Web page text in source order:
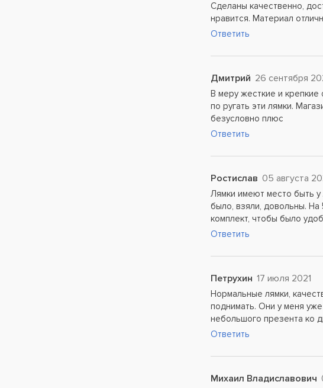
Сделаны качественно,
нравится. Материал
Ответить
Дмитрий 26 сентября
В меру жесткие и
по ругать эти лямки.
безусловно плюс
Ответить
Ростислав 05 августа
Лямки имеют место быть у
было, взяли, довольны. На
комплект, чтобы было
Ответить
Петрухин 17 июля 2021
Нормальные лямки,
поднимать. Они у меня
небольшого презента ко
Ответить
Михаил Владиславович